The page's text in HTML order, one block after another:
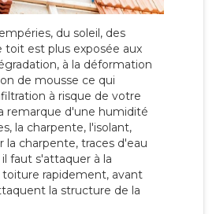
du soleil, des
toit est plus exposée aux
à la déformation
de mousse ce qui
à risque de votre
remarque d'une humidité
la charpente, l'isolant,
la charpente, traces d'eau
faut s'attaquer à la
toiture rapidement, avant
la structure de la